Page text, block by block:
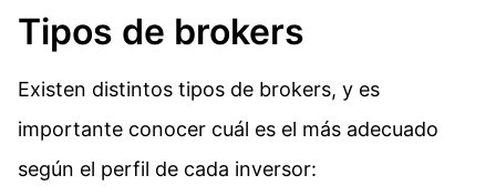
Tipos de brokers
Existen distintos tipos de brokers, y es
importante conocer cuál es el más adecuado
según el perfil de cada inversor: